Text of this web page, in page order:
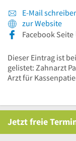
E-Mail
zur Website
Facebook Seite
Dieser Eintrag ist
gelistet: Zahnarzt
Arzt für
Jetztfreie